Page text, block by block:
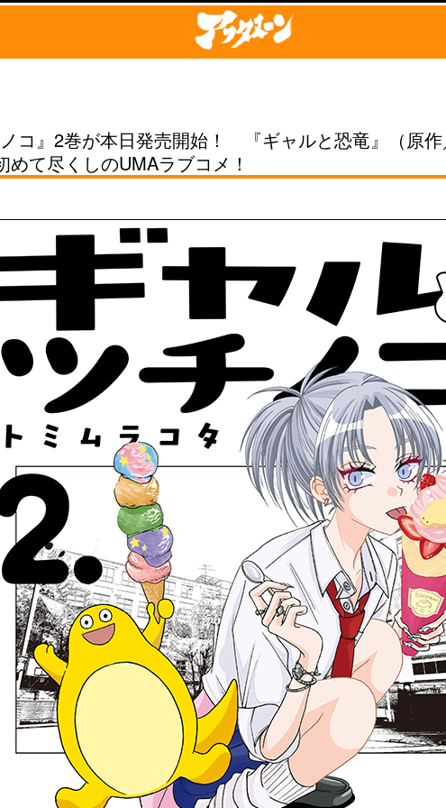
ノコ』2巻が本日発売開始！ 『ギャルと恐竜』（原
て尽くしのUMAラブコメ！